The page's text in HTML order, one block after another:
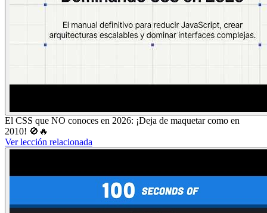
El CSS que NO conoces en 2026: ¡Deja de maquetar como en
2010! 🚫🔥
Ver lección relacionada